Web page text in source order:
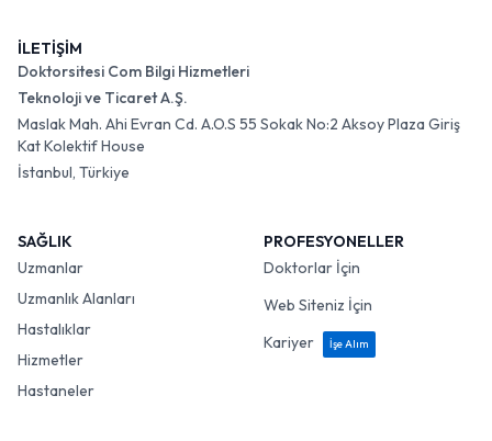
İLETİŞİM
Doktorsitesi Com Bilgi Hizmetleri
Teknoloji ve Ticaret A.Ş.
Maslak Mah. Ahi Evran Cd. A.O.S 55 Sokak No:2 Aksoy Plaza Giriş
Kat Kolektif House
İstanbul, Türkiye
SAĞLIK
Uzmanlar
Uzmanlık Alanları
Hastalıklar
Hizmetler
Hastaneler
PROFESYONELLER
Doktorlar İçin
Web Siteniz İçin
Kariyer
İşe Alım